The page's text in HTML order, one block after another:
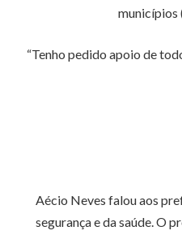
municípios
“Tenho pedido apoio de
Aécio Neves falou aos
segurança e da saúde. O